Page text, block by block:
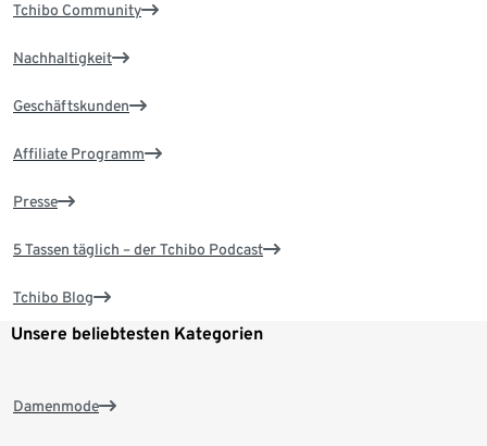
Tchibo Community
Nachhaltigkeit
Geschäftskunden
Affiliate Programm
Presse
5 Tassen täglich – der Tchibo Podcast
Tchibo Blog
Unsere beliebtesten Kategorien
Damenmode